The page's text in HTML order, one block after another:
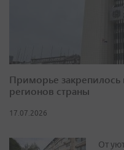
Приморье закрепилось
регионов страны
17.07.2026
От